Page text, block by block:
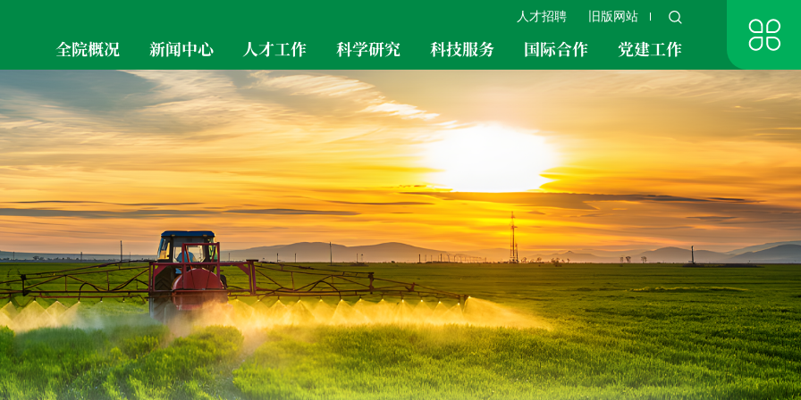
人才招聘 旧版网站
全院概况 新闻中心 人才工作 科学研究 科技服务 国际合作 党建工作